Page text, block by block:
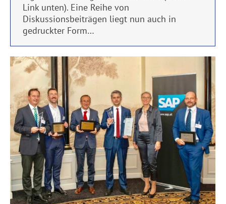
Link unten). Eine Reihe von
Diskussionsbeiträgen liegt nun auch in
gedruckter Form…